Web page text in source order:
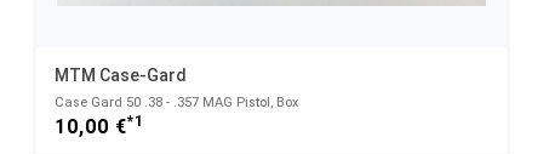
MTM Case-Gard
Case Gard 50 .38 - .357 MAG Pistol, Box
10,00 €*1